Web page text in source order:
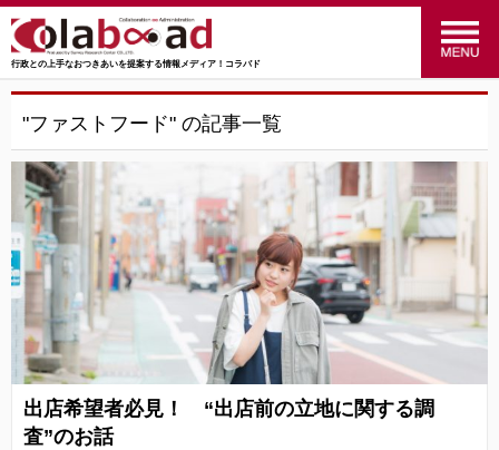
行政との上手なおつきあいを提案する情報メディア！コラバド
menu
交通のおはなし (16)
マーケティングのおはなし(4)
行ってみた！やってみた！ (34)
統計のおはなし
行政のおはなし(14)
"ファストフード" の記事一覧
出店希望者必見！ “出店前の立地に関する調
査”のお話